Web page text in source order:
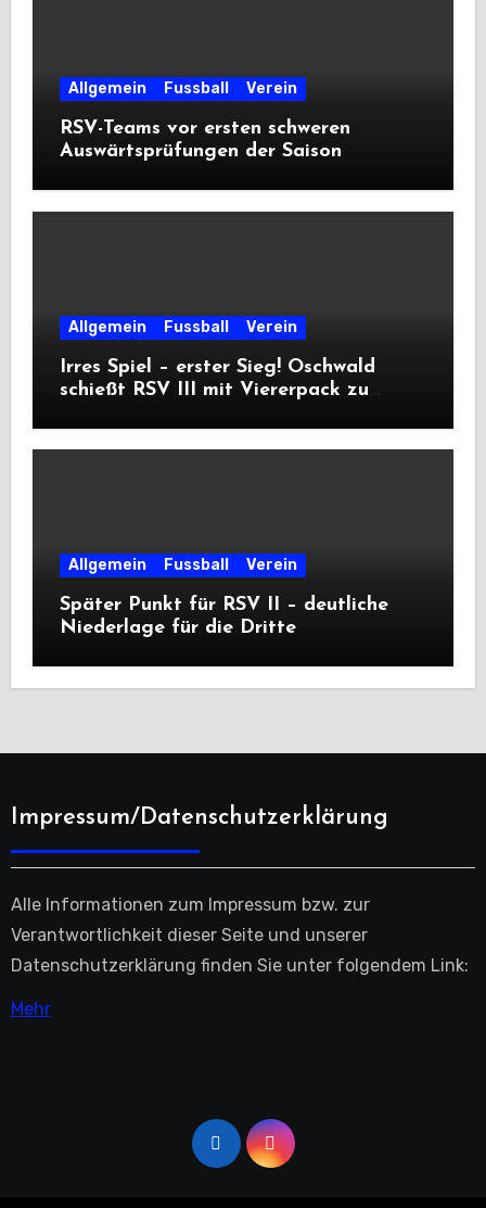
Allgemein Fussball Verein
RSV-Teams vor ersten schweren
Auswärtsprüfungen der Saison
Allgemein Fussball Verein
Irres Spiel – erster Sieg! Oschwald
schießt RSV III mit Viererpack zu
Allgemein Fussball Verein
Später Punkt für RSV II – deutliche
Niederlage für die Dritte
Impressum/Datenschutzerklärung
Alle Informationen zum Impressum bzw. zur
Verantwortlichkeit dieser Seite und unserer
Datenschutzerklärung finden Sie unter folgendem Link:
Mehr